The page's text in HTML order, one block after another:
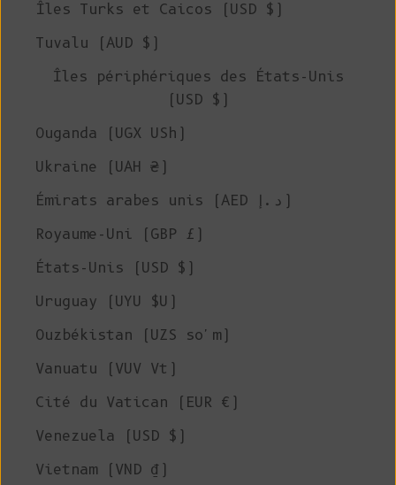
Îles Turks et Caicos (USD $)
Tuvalu (AUD $)
Îles périphériques des États-Unis
(USD $)
Ouganda (UGX USh)
Ukraine (UAH ₴)
Émirats arabes unis (AED د.إ)
Royaume-Uni (GBP £)
États-Unis (USD $)
Uruguay (UYU $U)
Ouzbékistan (UZS so'm)
Vanuatu (VUV Vt)
Cité du Vatican (EUR €)
Venezuela (USD $)
Vietnam (VND ₫)